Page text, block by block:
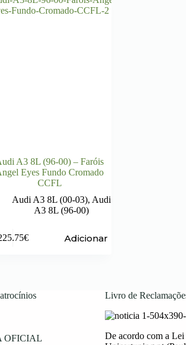
A3 8L (96-00) – Faróis
Eyes Fundo Cromado
CCFL
Audi A3 8L (00-03), Audi
A3 8L (96-00)
€ Adicionar
OFICIAL
Livro de
De acordo com a